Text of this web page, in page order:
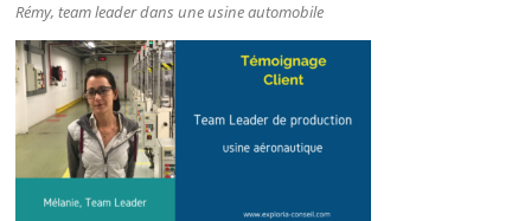
Rémy, team leader dans une usine automobile